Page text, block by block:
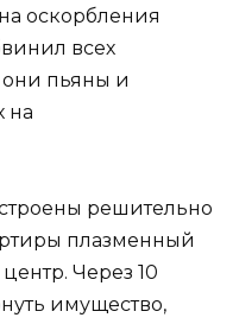
оскорбления
всех
они пьяны и
на
решительно
плазменный
Через 10
имущество,